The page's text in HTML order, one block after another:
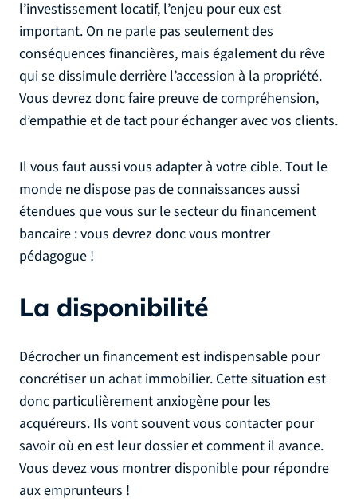
l’investissement locatif, l’enjeu pour eux est
important. On ne parle pas seulement des
conséquences financières, mais également du rêve
qui se dissimule derrière l’accession à la propriété.
Vous devrez donc faire preuve de compréhension,
d’empathie et de tact pour échanger avec vos clients.
Il vous faut aussi vous adapter à votre cible. Tout le
monde ne dispose pas de connaissances aussi
étendues que vous sur le secteur du financement
bancaire : vous devrez donc vous montrer
pédagogue !
La disponibilité
Décrocher un financement est indispensable pour
concrétiser un achat immobilier. Cette situation est
donc particulièrement anxiogène pour les
acquéreurs. Ils vont souvent vous contacter pour
savoir où en est leur dossier et comment il avance.
Vous devez vous montrer disponible pour répondre
aux emprunteurs !